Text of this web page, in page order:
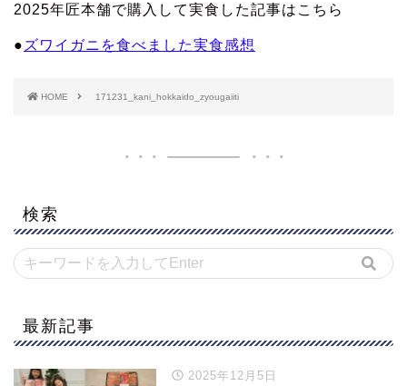
2025年匠本舗で購入して実食した記事はこちら
● ズワイガニを食べました実食感想
HOME 171231_kani_hokkaido_zyougaiiti
検索
最新記事
2025年12月5日